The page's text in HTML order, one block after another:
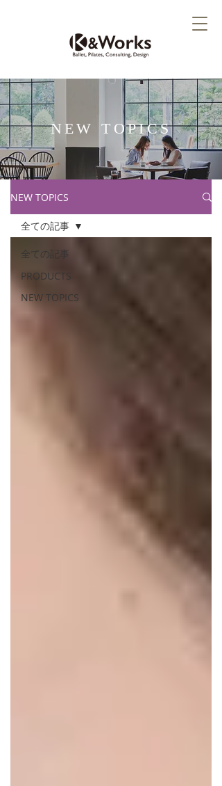
NEW TOPICS
NEW TOPICS
全ての記事
PRODUCTS
NEW TOPICS
全ての記事